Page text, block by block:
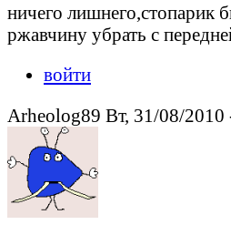
ничего лишнего,стопарик
ржавчину убрать с
войти
Arheolog89 Вт, 31/08/2010